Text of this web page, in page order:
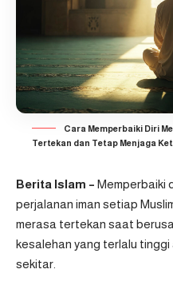
Cara Memperbaiki Diri
Tertekan dan Tetap Menjaga
Berita Islam – Memperbaiki
perjalanan iman setiap
merasa tertekan saat
kesalehan yang terlalu
sekitar.